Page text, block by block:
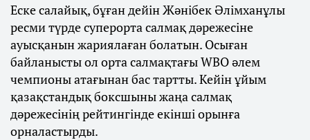
Еске салайық, бұған дейін Жәнібек Әлімханұлы
ресми түрде суперорта салмақ дәрежесіне
ауысқанын жариялаған болатын. Осыған
байланысты ол орта салмақтағы WBO әлем
чемпионы атағынан бас тартты. Кейін ұйым
қазақстандық боксшыны жаңа салмақ
дәрежесінің рейтингінде екінші орынға
орналастырды.